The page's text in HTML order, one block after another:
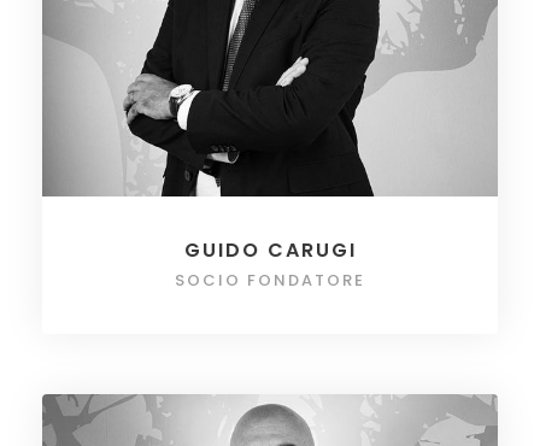
GUIDO CARUGI
SOCIO FONDATORE